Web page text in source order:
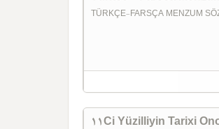
TÜRKÇE-FARSÇA MENZUM
11Ci Yüzilliyin Tarixi